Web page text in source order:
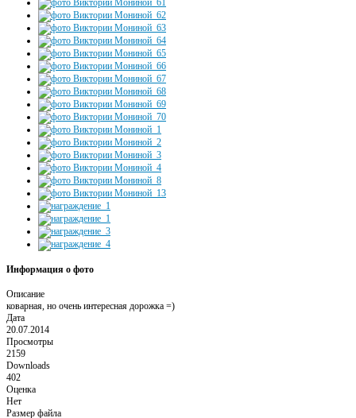
Информация о фото
Описание
коварная, но очень интересная дорожка =)
Дата
20.07.2014
Просмотры
2159
Downloads
402
Оценка
Нет
Размер файла